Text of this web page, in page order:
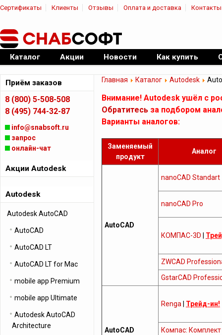
Сертификаты Клиенты Отзывы Оплата и доставка Контакты
Официальный дилер ПО
Каталог Акции Новости Как купить
Главная Каталог Autodesk
Внимание! Autodesk ушёл с
Обратитесь за подбором
Варианты аналогов:
Заменяемый
продукт
Аналог
AutoCAD
nanoCAD Standart
nanoCAD Pro
КОМПАС-3D
ZWCAD
GstarCAD
AutoCAD
Renga Трейд-ин!
Компас: Комплект
Приём заказов
8 (800) 5-508-508
8 (495) 744-32-87
info@snabsoft.ru
запрос
онлайн-чат
Акции Autodesk
Autodesk
Autodesk AutoCAD
AutoCAD
AutoCAD LT
AutoCAD LT for Mac
mobile app Premium
mobile app Ultimate
Autodesk AutoCAD
Architecture